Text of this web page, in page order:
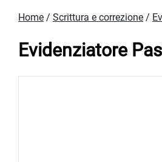
Home / Scrittura e correzione /
Evidenziatore